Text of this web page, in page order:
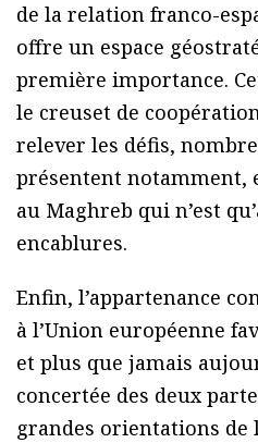
de la relation franco-
offre un espace
première importance.
le creuset de
relever les défis,
présentent notamment,
au Maghreb qui n’est
encablures.
Enfin, l’appartenance
à l’Union européenne
et plus que jamais
concertée des deux
grandes orientations de